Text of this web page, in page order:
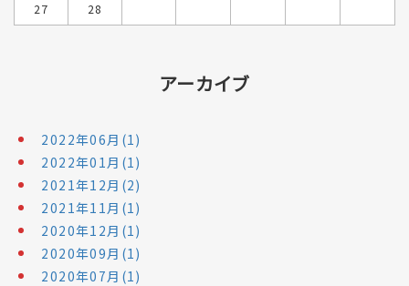
27
28
アーカイブ
2022年06月(1)
2022年01月(1)
2021年12月(2)
2021年11月(1)
2020年12月(1)
2020年09月(1)
2020年07月(1)